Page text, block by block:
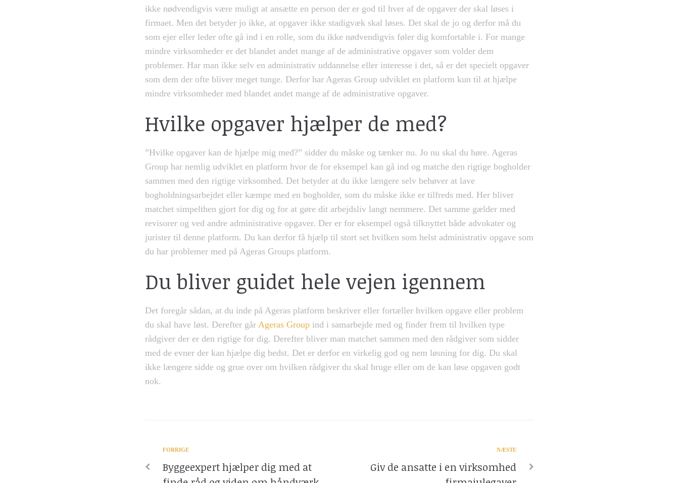
ikke nødvendigvis være muligt at ansætte en person der er god til hver af de opgaver der skal løses i
firmaet. Men det betyder jo ikke, at opgaver ikke stadigvæk skal løses. Det skal de jo og derfor må du
som ejer eller leder ofte gå ind i en rolle, som du ikke nødvendigvis føler dig komfortable i. For mange
mindre virksomheder er det blandet andet mange af de administrative opgaver som volder dem
problemer. Har man ikke selv en administrativ uddannelse eller interesse i det, så er det specielt opgaver
som dem der ofte bliver meget tunge. Derfor har Ageras Group udviklet en platform kun til at hjælpe
mindre virksomheder med blandet andet mange af de administrative opgaver.
Hvilke opgaver hjælper de med?
”Hvilke opgaver kan de hjælpe mig med?” sidder du måske og tænker nu. Jo nu skal du høre. Ageras
Group har nemlig udviklet en platform hvor de for eksempel kan gå ind og matche den rigtige bogholder
sammen med den rigtige virksomhed. Det betyder at du ikke længere selv behøver at lave
bogholdningsarbejdet eller kæmpe med en bogholder, som du måske ikke er tilfreds med. Her bliver
matchet simpelthen gjort for dig og for at gøre dit arbejdsliv langt nemmere. Det samme gælder med
revisorer og ved andre administrative opgaver. Der er for eksempel også tilknyttet både advokater og
jurister til denne platform. Du kan derfor få hjælp til stort set hvilken som helst administrativ opgave som
du har problemer med på Ageras Groups platform.
Du bliver guidet hele vejen igennem
Det foregår sådan, at du inde på Ageras platform beskriver eller fortæller hvilken opgave eller problem
du skal have løst. Derefter går Ageras Group ind i samarbejde med og finder frem til hvilken type
rådgiver der er den rigtige for dig. Derefter bliver man matchet sammen med den rådgiver som sidder
med de evner der kan hjælpe dig bedst. Det er derfor en virkelig god og nem løsning for dig. Du skal
ikke længere sidde og grue over om hvilken rådgiver du skal bruge eller om de kan løse opgaven godt
nok.
FORRIGE
Byggeexpert hjælper dig med at
NÆSTE
Giv de ansatte i en virksomhed